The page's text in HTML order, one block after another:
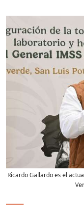
Ricardo Gallardo es el